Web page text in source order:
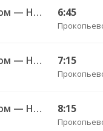
Прокопьевск АК Электропром — Новокузнецк АВ 151о 6:45
Прокопьевск АК Электропром — Новокузнецк АВ 151о 7:15
Прокопьевск АК Электропром — Новокузнецк АВ 151о 8:15